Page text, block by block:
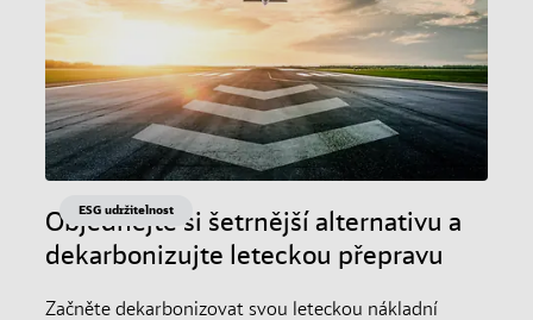
Objednejte si šetrnější alternativu a
dekarbonizujte leteckou přepravu
Začněte dekarbonizovat svou leteckou nákladní
ESG udržitelnost